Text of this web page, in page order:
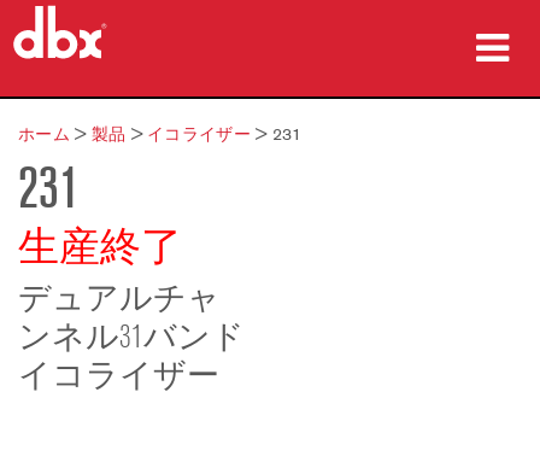
製品
導入事例
購入先
トレーニング
サポート
ホーム > 製品 > イコライザー > 231
231
生産終了
デュアルチャ
ンネル31バンド
イコライザー